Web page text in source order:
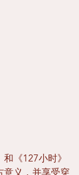
《127小时》